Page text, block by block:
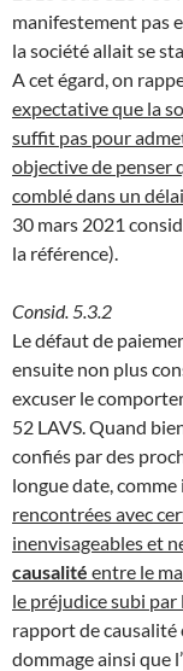
manifestement pas
la société allait se
A cet égard, on
expectative que la
suffit pas pour
objective de penser
comblé dans un
30 mars 2021
la référence).
Consid. 5.3.2
Le défaut de
ensuite non plus
excuser le
52 LAVS. Quand
confiés par des
longue date, comme
rencontrées avec
inenvisageables et
causalité entre le
le préjudice subi par
rapport de causalité
dommage ainsi que